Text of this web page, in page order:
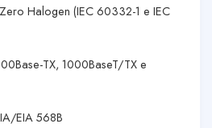
Halogen (IEC 60332-1 e IEC
TX, 1000BaseT/TX e
EIA 568B